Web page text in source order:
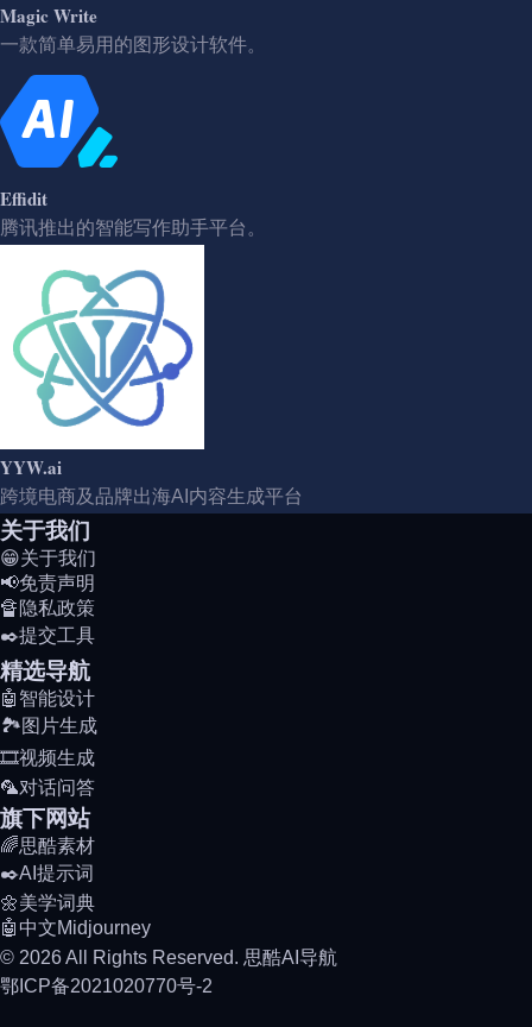
Magic Write
一款简单易用的图形设计软件。
Effidit
腾讯推出的智能写作助手平台。
YYW.ai
跨境电商及品牌出海AI内容生成平台
关于我们
😁关于我们
📢免责声明
🔏隐私政策
✒️提交工具
精选导航
🤖智能设计
🏞️图片生成
🎞️视频生成
🦜对话问答
旗下网站
🌈思酷素材
✒️AI提示词
🌼美学词典
🤖中文Midjourney
© 2026 All Rights Reserved. 思酷AI导航
鄂ICP备2021020770号-2